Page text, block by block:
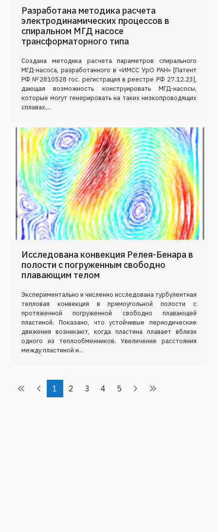
Разработана методика расчета
электродинамических процессов в
спиральном МГД насосе
трансформаторного типа
Создана методика расчета параметров спирального
МГД-насоса, разработанного в «ИМСС УрО РАН» [Патент
РФ №2810528 гос. регистрация в реестре РФ 27.12.23],
дающая возможность конструировать МГД-насосы,
которые могут генерировать на таких низкопроводящих
сплавах,...
Исследована конвекция Релея-Бенара в
полости с погруженным свободно
плавающим телом
Экспериментально и численно исследована турбулентная
тепловая конвекция в прямоугольной полости с
протяженной погруженной свободно плавающей
пластиной. Показано, что устойчивые периодические
движения возникают, когда пластина плавает вблизи
одного из теплообменников. Увеличение расстояния
между пластиной и...
1 2 3 4 5